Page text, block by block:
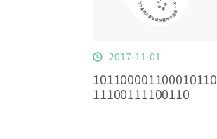
2017-11-01
101100001100010110
11100111100110